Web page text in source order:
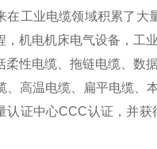
在工业电缆领域积累了
，机电机床电气设备，工
柔性电缆、拖链电缆、数
、高温电缆、扁平电缆、
认证中心CCC认证，并